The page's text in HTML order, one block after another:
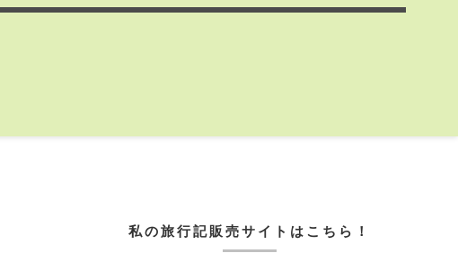
私の旅行記販売サイトはこちら！